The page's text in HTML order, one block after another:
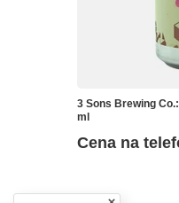
3 Sons Brewing
ml
Cena na